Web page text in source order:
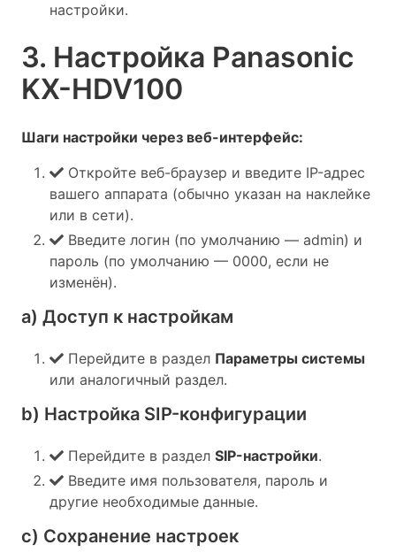
настройки.
3. Настройка Panasonic
KX-HDV100
Шаги настройки через веб-интерфейс:
Откройте веб-браузер и введите IP-адрес
вашего аппарата (обычно указан на наклейке
или в сети).
Введите логин (по умолчанию — admin) и
пароль (по умолчанию — 0000, если не
изменён).
a) Доступ к настройкам
Перейдите в раздел Параметры системы
или аналогичный раздел.
b) Настройка SIP-конфигурации
Перейдите в раздел SIP-настройки.
Введите имя пользователя, пароль и
другие необходимые данные.
c) Сохранение настроек